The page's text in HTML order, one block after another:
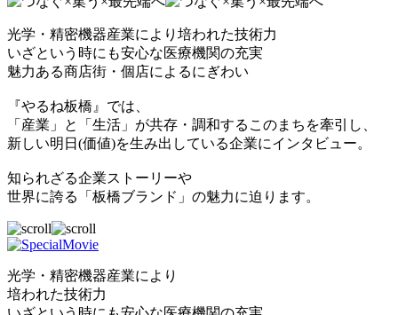
光学・精密機器産業により培われた技術力
いざという時にも安心な医療機関の充実
魅力ある商店街・個店によるにぎわい
『やるね板橋』では、
「産業」と「生活」が共存・調和するこのまちを牽引し、
新しい明日(価値)を生み出している企業にインタビュー。
知られざる企業ストーリーや
世界に誇る「板橋ブランド」の魅力に迫ります。
光学・精密機器産業により
培われた技術力